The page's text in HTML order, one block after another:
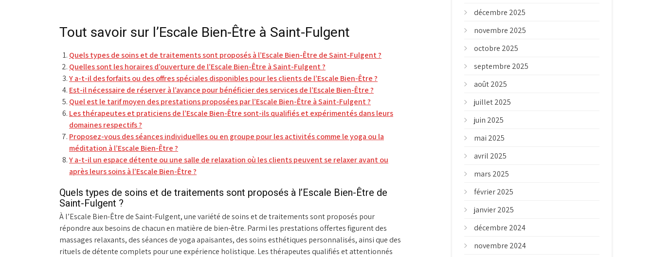
Tout savoir sur l’Escale Bien-Être à Saint-Fulgent
Quels types de soins et de traitements sont proposés à l’Escale Bien-Être de Saint-Fulgent ?
Quelles sont les horaires d’ouverture de l’Escale Bien-Être à Saint-Fulgent ?
Y a-t-il des forfaits ou des offres spéciales disponibles pour les clients de l’Escale Bien-Être ?
Est-il nécessaire de réserver à l’avance pour bénéficier des services de l’Escale Bien-Être ?
Quel est le tarif moyen des prestations proposées par l’Escale Bien-Être à Saint-Fulgent ?
Les thérapeutes et praticiens de l’Escale Bien-Être sont-ils qualifiés et expérimentés dans leurs
domaines respectifs ?
Proposez-vous des séances individuelles ou en groupe pour les activités comme le yoga ou la
méditation à l’Escale Bien-Être ?
Y a-t-il un espace détente ou une salle de relaxation où les clients peuvent se relaxer avant ou
après leurs soins à l’Escale Bien-Être ?
Quels types de soins et de traitements sont proposés à l’Escale Bien-Être de
Saint-Fulgent ?
À l’Escale Bien-Être de Saint-Fulgent, une variété de soins et de traitements sont proposés pour
répondre aux besoins de chacun en matière de bien-être. Parmi les prestations offertes figurent des
massages relaxants, des séances de yoga apaisantes, des soins esthétiques personnalisés, ainsi que des
rituels de détente complets pour une expérience holistique. Les thérapeutes qualifiés et attentionnés
décembre 2025
novembre 2025
octobre 2025
septembre 2025
août 2025
juillet 2025
juin 2025
mai 2025
avril 2025
mars 2025
février 2025
janvier 2025
décembre 2024
novembre 2024